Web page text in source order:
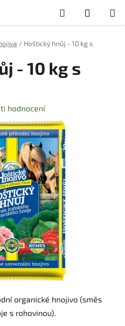
Hledat
KOŠÍK
/ Hoštický hnůj - 10 kg s
organické hnojivo (směs
s rohovinou).
- 10 kg s
hodnocení